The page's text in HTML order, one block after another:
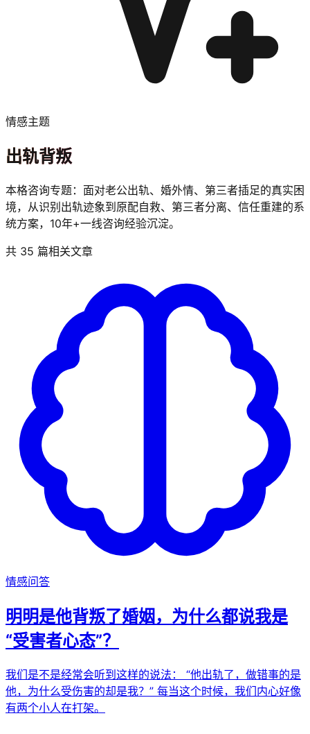
情感主题
出轨背叛
本格咨询专题：面对老公出轨、婚外情、第三者插足的真实困
境，从识别出轨迹象到原配自救、第三者分离、信任重建的系
统方案，10年+一线咨询经验沉淀。
共 35 篇相关文章
情感问答
明明是他背叛了婚姻，为什么都说我是
“受害者心态”？
我们是不是经常会听到这样的说法： “他出轨了，做错事的是
他，为什么受伤害的却是我？” 每当这个时候，我们内心好像
有两个小人在打架。